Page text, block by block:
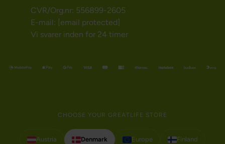
CVR/Org.nr: 556899-2605
E-mail: [email protected]
Vi svarer inden for 24 timer
CHOOSE YOUR GREATLIFE STORE
Austria Denmark Europe Finland